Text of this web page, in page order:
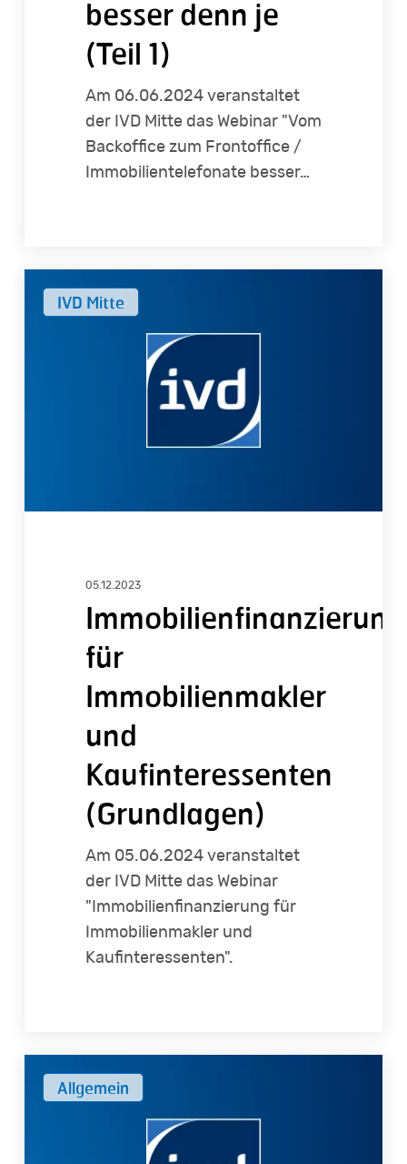
besser denn je
(Teil 1)
Am 06.06.2024 veranstaltet
der IVD Mitte das Webinar "Vom
Backoffice zum Frontoffice /
Immobilientelefonate besser…
Immobilienmakler
Kaufinteressenten
IVD Mitte
05.12.2023
Immobilienfinanzierung
für
Immobilienmakler
und
Kaufinteressenten
(Grundlagen)
Am 05.06.2024 veranstaltet
der IVD Mitte das Webinar
"Immobilienfinanzierung für
Immobilienmakler und
Kaufinteressenten".
durchAllgemein